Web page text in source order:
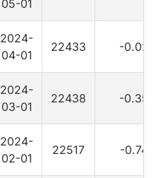
05-01
2024-
04-01
22433 -0.02
2024-
03-01
22438 -0.35
2024-
02-01
22517 -0.74